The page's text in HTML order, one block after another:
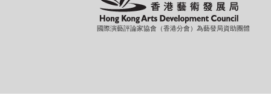
國際演藝評論家協會（香港分會）為藝發局資助團體